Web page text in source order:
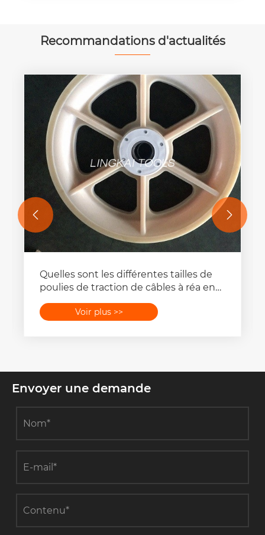
Recommandations d'actualités
Quelles sont les différentes tailles de
poulies de traction de câbles à réa en
nylon ?
Voir plus >>
 
Envoyer une demande